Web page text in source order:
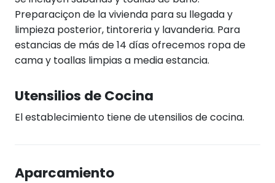
Preparaciçon de la vivienda para su llegada y
limpieza posterior, tintoreria y lavanderia. Para
estancias de más de 14 días ofrecemos ropa de
cama y toallas limpias a media estancia.
Utensilios de Cocina
El establecimiento tiene de utensilios de cocina.
Aparcamiento